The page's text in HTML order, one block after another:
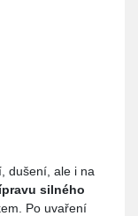
dušení, ale i na
silného
Po uvaření